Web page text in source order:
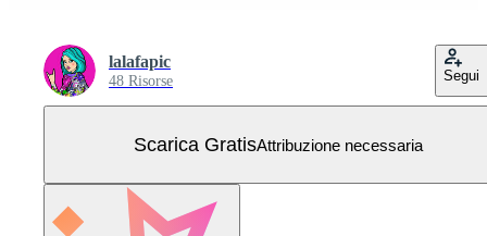
lalafapic
48 Risorse Segui
Scarica GratisAttribuzione necessaria